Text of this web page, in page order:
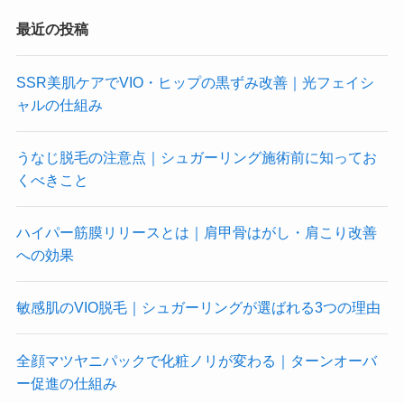
最近の投稿
SSR美肌ケアでVIO・ヒップの黒ずみ改善｜光フェイシ
ャルの仕組み
うなじ脱毛の注意点｜シュガーリング施術前に知ってお
くべきこと
ハイパー筋膜リリースとは｜肩甲骨はがし・肩こり改善
への効果
敏感肌のVIO脱毛｜シュガーリングが選ばれる3つの理由
全顔マツヤニパックで化粧ノリが変わる｜ターンオーバ
ー促進の仕組み